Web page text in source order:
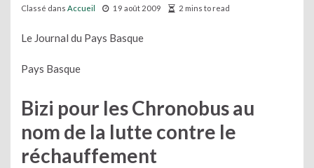
Classé dans Accueil 19 août 2009 2 mins to read
Le Journal du Pays Basque
Pays Basque
Bizi pour les Chronobus au
nom de la lutte contre le
réchauffement